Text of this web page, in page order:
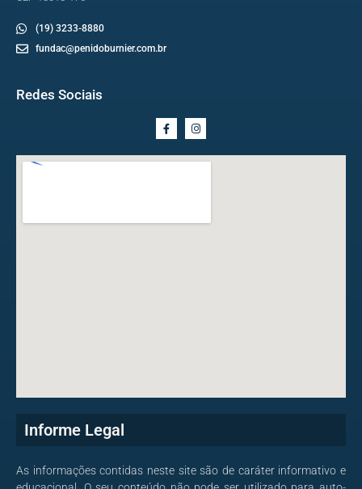
(19) 3233-8880
fundac@penidoburnier.com.br
Redes Sociais
Informe Legal
As informações contidas neste site são de caráter informativo e